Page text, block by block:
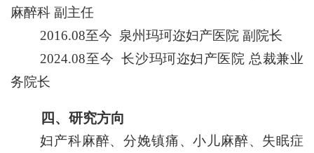
麻醉科 副主任
2016.08至今 泉州玛珂迩妇产医院 副院长
2024.08至今长沙玛珂迩妇产医院 总裁兼业
务院长
四、研究方向
妇产科麻醉、分娩镇痛、小儿麻醉、 失眠症